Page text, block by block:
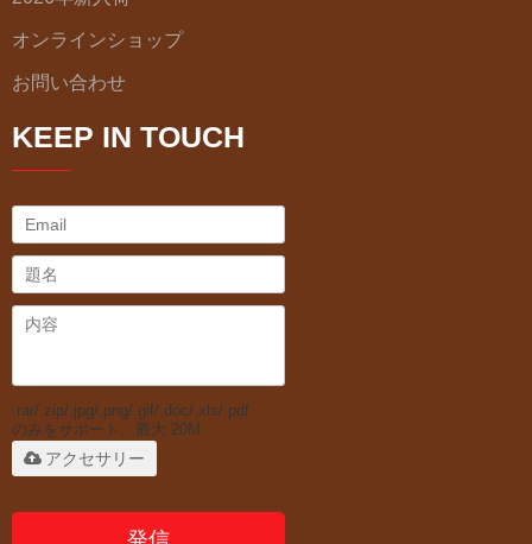
オンラインショップ
お問い合わせ
KEEP IN TOUCH
.rar/.zip/.jpg/.png/.gif/.doc/.xls/.pdf
のみをサポート、最大 20M
アクセサリー
発信